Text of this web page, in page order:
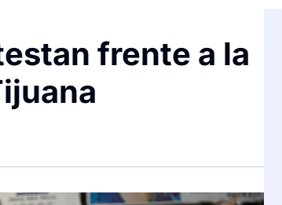
frente a la